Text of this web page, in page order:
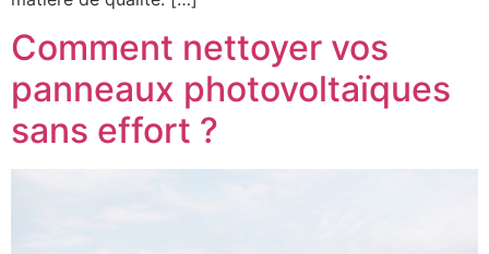
Comment nettoyer vos
panneaux photovoltaïques
sans effort ?